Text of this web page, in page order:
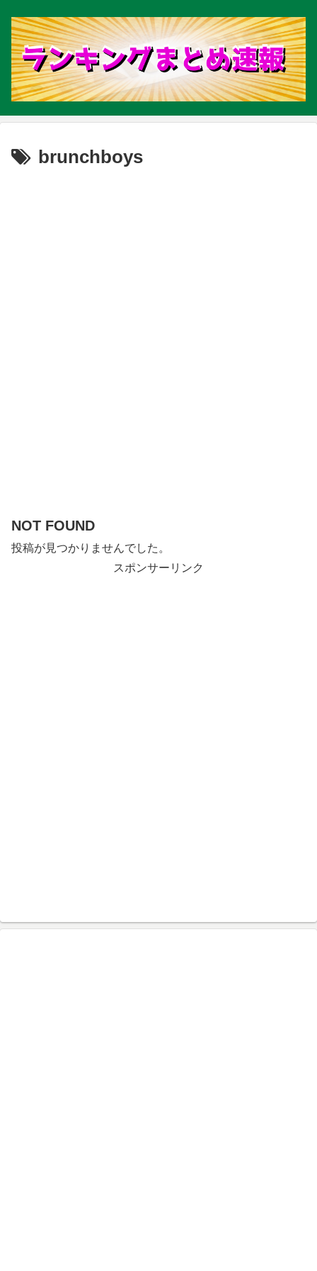
brunchboys
NOT FOUND
投稿が見つかりませんでした。
スポンサーリンク